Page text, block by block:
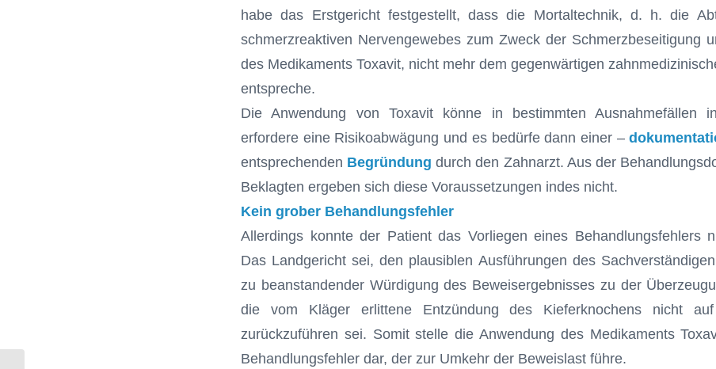
habe das Erstgericht festgestellt, dass die Mortaltechnik, d. h. die
schmerzreaktiven Nervengewebes zum Zweck der Schmerzbeseitigung
des Medikaments Toxavit, nicht mehr dem gegenwärtigen
entspreche.
Die Anwendung von Toxavit könne in bestimmten Ausnahmefällen
erfordere eine Risikoabwägung und es bedürfe dann einer –
entsprechenden Begründung durch den Zahnarzt. Aus der
Beklagten ergeben sich diese Voraussetzungen indes nicht.
Kein grober Behandlungsfehler
Allerdings konnte der Patient das Vorliegen eines Behandlungsfehlers
Das Landgericht sei, den plausiblen Ausführungen des
zu beanstandender Würdigung des Beweisergebnisses zu der
die vom Kläger erlittene Entzündung des Kieferknochens nicht
zurückzuführen sei. Somit stelle die Anwendung des Medikaments
Behandlungsfehler dar, der zur Umkehr der Beweislast führe.